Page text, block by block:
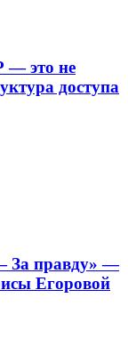
— это не
доступа
За правду» —
Егоровой